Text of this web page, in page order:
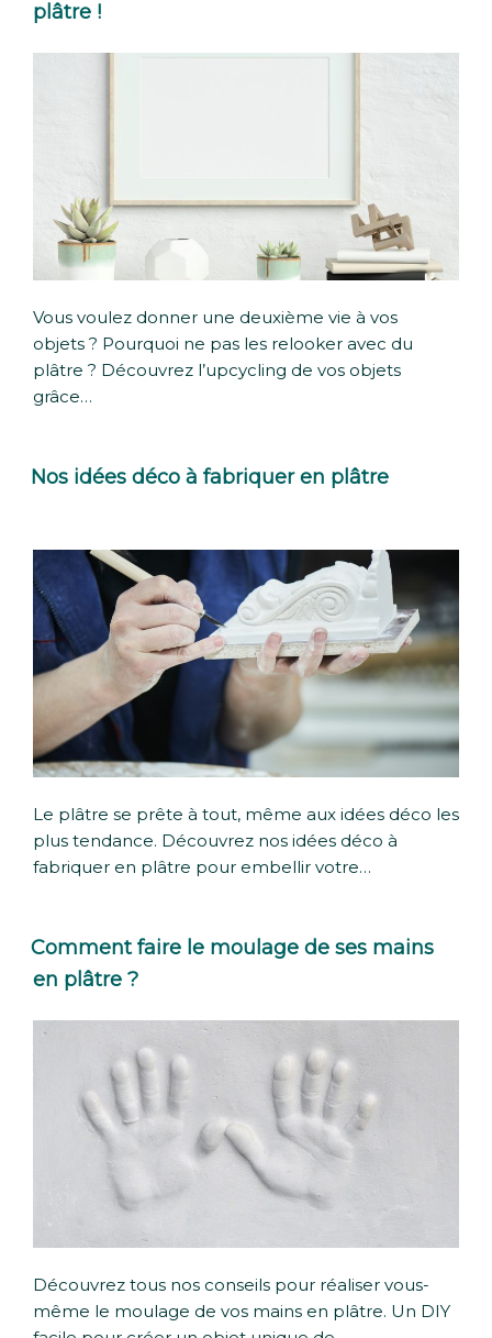
plâtre !
Vous voulez donner une deuxième vie à vos
objets ? Pourquoi ne pas les relooker avec du
plâtre ? Découvrez l’upcycling de vos objets
grâce…
Nos idées déco à fabriquer en plâtre
Le plâtre se prête à tout, même aux idées déco les
plus tendance. Découvrez nos idées déco à
fabriquer en plâtre pour embellir votre…
Comment faire le moulage de ses mains
en plâtre ?
Découvrez tous nos conseils pour réaliser vous-
même le moulage de vos mains en plâtre. Un DIY